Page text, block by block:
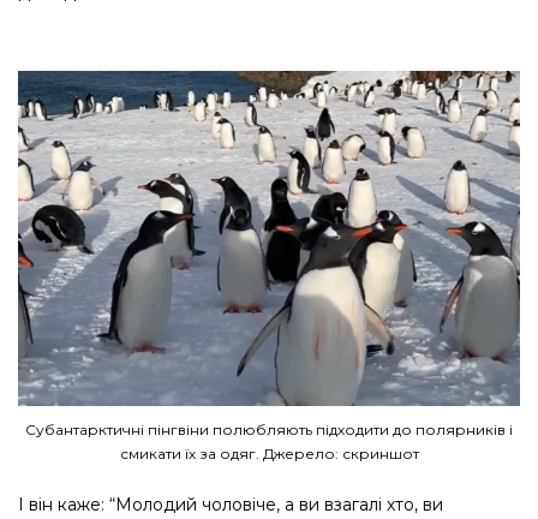
Субантарктичні пінгвіни полюбляють підходити до полярників і
смикати їх за одяг. Джерело: скриншот
І він каже: “Молодий чоловіче, а ви взагалі хто, ви